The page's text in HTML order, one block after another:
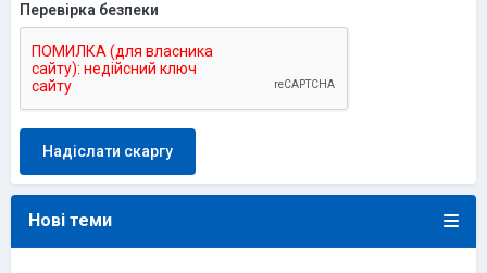
Перевірка безпеки
Надіслати скаргу
Нові теми